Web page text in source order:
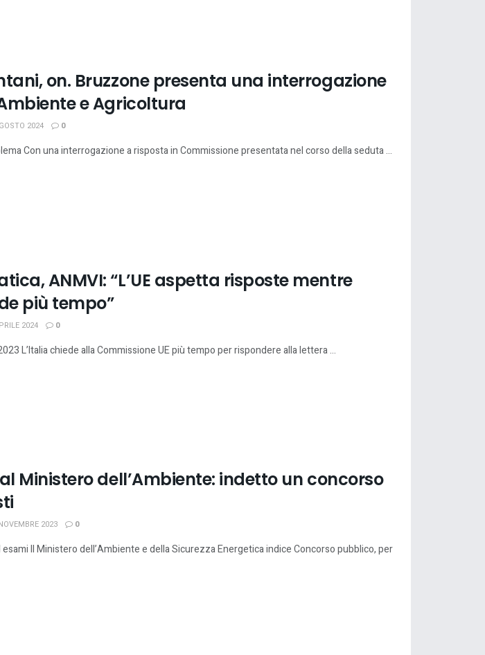
on. Bruzzone presenta una interrogazione
e Agricoltura
2024 0
Con una interrogazione a risposta in Commissione presentata nel corso della seduta ...
ANMVI: “L’UE aspetta risposte mentre
più tempo”
2024 0
L’Italia chiede alla Commissione UE più tempo per rispondere alla lettera ...
Ministero dell’Ambiente: indetto un concorso
2023 0
Il Ministero dell’Ambiente e della Sicurezza Energetica indice Concorso pubblico, per